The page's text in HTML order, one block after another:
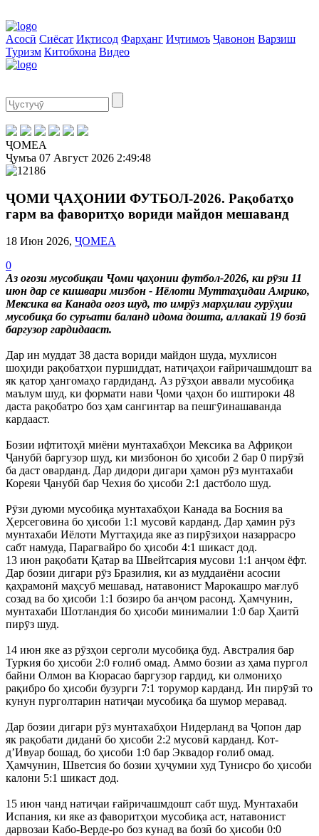
Асосӣ Сиёсат Иқтисод Фарҳанг Иҷтимоъ Ҷавонон Варзиш
Туризм Китобхона Видео
ҶОМЕА
Ҷумъа 07 Август 2026 2:49:48
ҶОМИ ҶАҲОНИИ ФУТБОЛ-2026. Рақобатҳо
гарм ва фаворитҳо вориди майдон мешаванд
18 Июн 2026, ҶОМЕА
0
Аз оғози мусобиқаи Ҷоми ҷаҳонии футбол-2026, ки рӯзи 11
июн дар се кишвари мизбон - Иёлоти Муттаҳидаи Амрико,
Мексика ва Канада оғоз шуд, то имрӯз марҳилаи гурӯҳии
мусобиқа бо суръати баланд идома дошта, аллакай 19 бозӣ
баргузор гардидааст.
Дар ин муддат 38 даста вориди майдон шуда, мухлисон
шоҳиди рақобатҳои пуршиддат, натиҷаҳои ғайричашмдошт ва
як қатор ҳангомаҳо гардиданд. Аз рӯзҳои аввали мусобиқа
маълум шуд, ки формати нави Ҷоми ҷаҳон бо иштироки 48
даста рақобатро боз ҳам сангинтар ва пешгӯинашаванда
кардааст.
Бозии ифтитоҳӣ миёни мунтахабҳои Мексика ва Африқои
Ҷанубӣ баргузор шуд, ки мизбонон бо ҳисоби 2 бар 0 пирӯзӣ
ба даст оварданд. Дар дидори дигари ҳамон рӯз мунтахаби
Кореяи Ҷанубӣ бар Чехия бо ҳисоби 2:1 дастболо шуд.
Рӯзи дуюми мусобиқа мунтахабҳои Канада ва Босния ва
Ҳерсеговина бо ҳисоби 1:1 мусовӣ карданд. Дар ҳамин рӯз
мунтахаби Иёлоти Муттаҳида яке аз пирӯзиҳои назаррасро
сабт намуда, Парагвайро бо ҳисоби 4:1 шикаст дод.
13 июн рақобати Қатар ва Швейтсария мусови 1:1 анҷом ёфт.
Дар бозии дигари рӯз Бразилия, ки аз муддаиёни асосии
қаҳрамонӣ маҳсуб мешавад, натавонист Марокашро мағлуб
созад ва бо ҳисоби 1:1 бозиро ба анҷом расонд. Ҳамчунин,
мунтахаби Шотландия бо ҳисоби минималии 1:0 бар Ҳаитӣ
пирӯз шуд.
14 июн яке аз рӯзҳои серголи мусобиқа буд. Австралия бар
Туркия бо ҳисоби 2:0 ғолиб омад. Аммо бозии аз ҳама пургол
байни Олмон ва Кюрасао баргузор гардид, ки олмониҳо
рақибро бо ҳисоби бузурги 7:1 торумор карданд. Ин пирӯзӣ то
кунун пурголтарин натиҷаи мусобиқа ба шумор меравад.
Дар бозии дигари рӯз мунтахабҳои Нидерланд ва Ҷопон дар
як рақобати диданӣ бо ҳисоби 2:2 мусовӣ карданд. Кот-
д’Ивуар бошад, бо ҳисоби 1:0 бар Эквадор ғолиб омад.
Ҳамчунин, Шветсия бо бозии ҳуҷумии худ Тунисро бо ҳисоби
калони 5:1 шикаст дод.
15 июн чанд натиҷаи ғайричашмдошт сабт шуд. Мунтахаби
Испания, ки яке аз фаворитҳои мусобиқа аст, натавонист
дарвозаи Кабо-Верде-ро боз кунад ва бозӣ бо ҳисоби 0:0